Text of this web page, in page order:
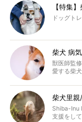
【特集
ドッグト
柴犬 病
獣医師監
愛する柴
柴犬里親
Shiba-Inu
支援をして